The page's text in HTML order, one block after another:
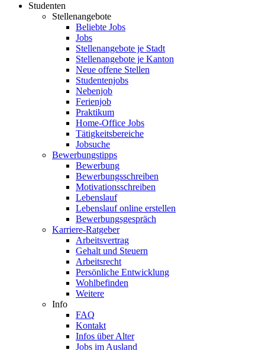
Studenten
Stellenangebote
Beliebte Jobs
Jobs
Stellenangebote je Stadt
Stellenangebote je Kanton
Neue offene Stellen
Studentenjobs
Nebenjob
Ferienjob
Praktikum
Home-Office Jobs
Tätigkeitsbereiche
Jobsuche
Bewerbungstipps
Bewerbung
Bewerbungsschreiben
Motivationsschreiben
Lebenslauf
Lebenslauf online erstellen
Bewerbungsgespräch
Karriere-Ratgeber
Arbeitsvertrag
Gehalt und Steuern
Arbeitsrecht
Persönliche Entwicklung
Wohlbefinden
Weitere
Info
FAQ
Kontakt
Infos über Alter
Jobs im Ausland